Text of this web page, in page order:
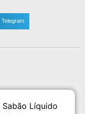
Telegram